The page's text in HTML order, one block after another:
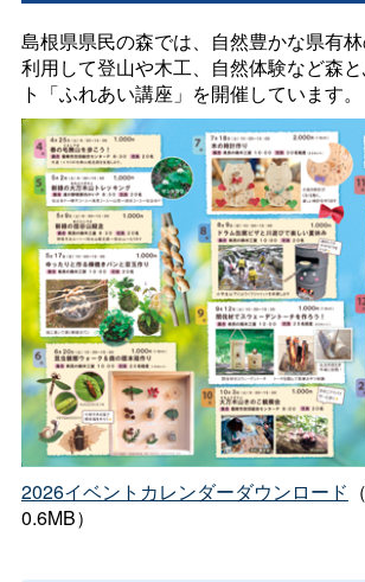
島根県県民の森では、自然豊かな県有
利用して登山や木工、自然体験など森
ト「ふれあい講座」を開催しています。
2026イベントカレンダーダウンロード
0.6MB）